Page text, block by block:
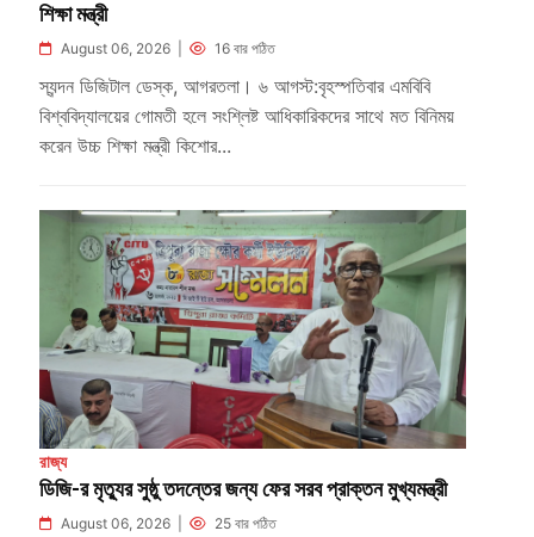
শিক্ষা মন্ত্রী
August 06, 2026 | 16 বার পঠিত
স্যন্দন ডিজিটাল ডেস্ক, আগরতলা। ৬ আগস্ট:বৃহস্পতিবার এমবিবি
বিশ্ববিদ্যালয়ের গোমতী হলে সংশ্লিষ্ট আধিকারিকদের সাথে মত বিনিময়
করেন উচ্চ শিক্ষা মন্ত্রী কিশোর...
রাজ্য
ডিজি-র মৃত্যুর সুষ্ঠু তদন্তের জন্য ফের সরব প্রাক্তন মুখ্যমন্ত্রী
August 06, 2026 | 25 বার পঠিত